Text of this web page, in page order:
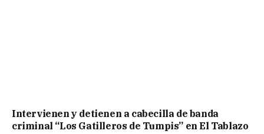
Intervienen y detienen a cabecilla de banda
criminal “Los Gatilleros de Tumpis” en El Tablazo